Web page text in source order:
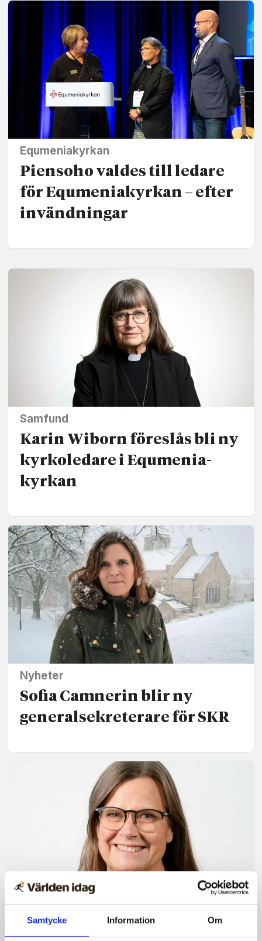
Samtycke Information Om
Equmeniakyrkan
Piensoho valdes till ledare
för Equmenia­kyrkan – efter
invändningar
Samfund
Karin Wiborn föreslås bli ny
kyrko­ledare i Equmenia­
kyrkan
Nyheter
Sofia Camnerin blir ny
generalsekreterare för SKR
Tillbakavisar kritik: Vi tar